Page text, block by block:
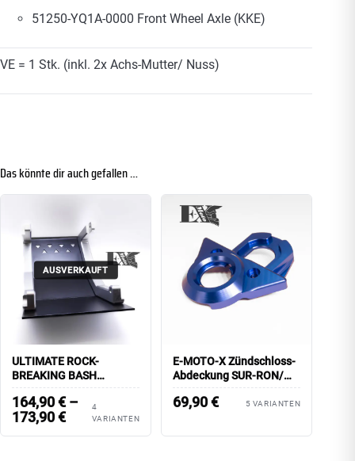
51250-YQ1A-0000 Front Wheel Axle (KKE)
VE = 1 Stk. (inkl. 2x Achs-Mutter/ Nuss)
Das könnte dir auch gefallen …
AUSVERKAUFT
ULTIMATE ROCK-
BREAKING BASH
GUARD/ E-MOTO-X
164,90€–
173,90€
4
VARIANTEN
E-MOTO-X Zündschloss-
Abdeckung SUR-RON/
farbig eloxiert
69,90€ 5 VARIANTEN